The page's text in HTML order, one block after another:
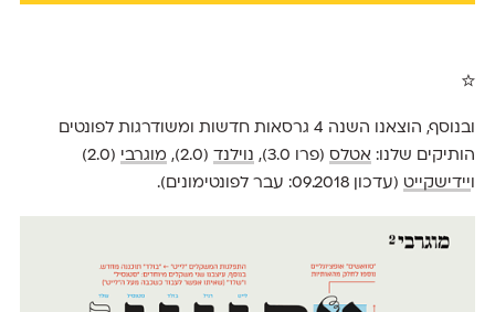
☆
ובנוסף, הוצאנו השנה 4 גרסאות חדשות ומשודרגות לפונטים
הותיקים שלנו: אטלס (פרו 3.0), נוילנד(2.0), מוגרבי
(2.0)
יידישקייט (עדכון 09.2018: עבר לפונטימונים).